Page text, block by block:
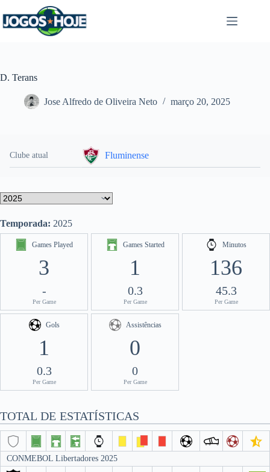
para
o
D. Terans
Jose Alfredo de Oliveira Neto março 20, 2025
Clube atual Fluminense
Temporada: 2025
Games Played
3
-
Per Game
Games Started
1
0.3
Per Game
Minutos
136
45.3
Per Game
Gols
1
0.3
Per Game
Assistências
0
0
Per Game
TOTAL DE ESTATÍSTICAS
CONMEBOL Libertadores 2025